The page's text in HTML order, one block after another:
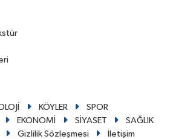
KÖYLER
SPOR
EKONOMİ SİYASET
SAĞLIK
Gizlilik Sözleşmesi
İletişim